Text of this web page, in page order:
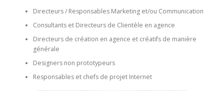
Directeurs / Responsables Marketing et/ou Communication
Consultants et Directeurs de Clientèle en agence
Directeurs de création en agence et créatifs de manière
générale
Designers non prototypeurs
Responsables et chefs de projet Internet